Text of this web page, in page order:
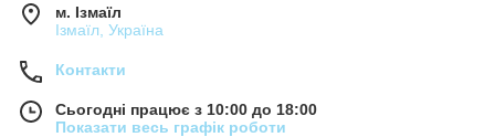
м. Ізмаїл
Ізмаїл, Україна
Контакти
Сьогодні працює з 10:00 до 18:00
Показати весь графік роботи